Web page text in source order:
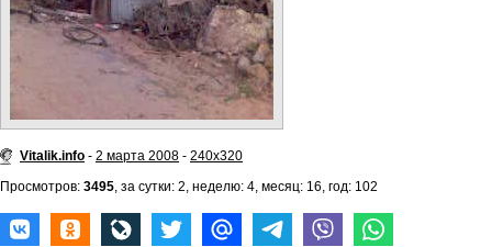
Vitalik.info - 2 марта 2008 - 240x320
Просмотров: 3495, за сутки: 2, неделю: 4, месяц: 16, год: 102